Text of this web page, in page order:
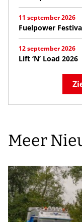
11 september 2026
Fuelpower
12 september 2026
Lift ‘N’ Load 2026
Meer